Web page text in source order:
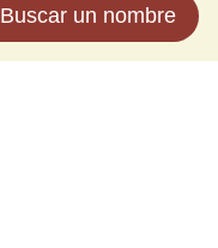
Buscar un nombre